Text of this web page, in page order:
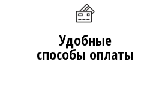
Удобные
способы оплаты